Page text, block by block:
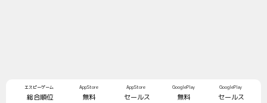
エスピーゲーム
総合順位
AppStore
無料
AppStore
セールス
GooglePlay
無料
GooglePlay
セールス